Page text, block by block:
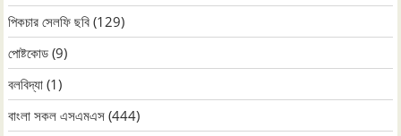
পিকচার সেলফি ছবি (129)
পোষ্টকোড (9)
বলবিদ্যা (1)
বাংলা সকল এসএমএস (444)